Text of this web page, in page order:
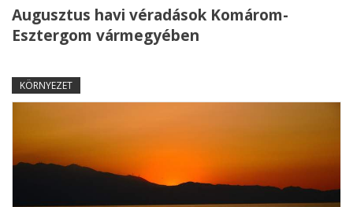
Augusztus havi véradások Komárom-
Esztergom vármegyében
KÖRNYEZET